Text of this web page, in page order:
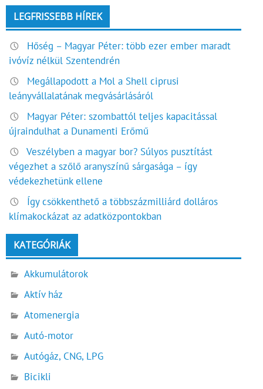
LEGFRISSEBB HÍREK
Hőség – Magyar Péter: több ezer ember maradt
ivóvíz nélkül Szentendrén
Megállapodott a Mol a Shell ciprusi
leányvállalatának megvásárlásáról
Magyar Péter: szombattól teljes kapacitással
újraindulhat a Dunamenti Erőmű
Veszélyben a magyar bor? Súlyos pusztítást
végezhet a szőlő aranyszínű sárgasága – így
védekezhetünk ellene
Így csökkenthető a többszázmilliárd dolláros
klímakockázat az adatközpontokban
KATEGÓRIÁK
Akkumulátorok
Aktív ház
Atomenergia
Autó-motor
Autógáz, CNG, LPG
Bicikli